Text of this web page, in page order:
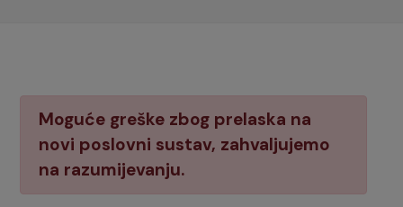
Moguće greške zbog prelaska na
novi poslovni sustav, zahvaljujemo
na razumijevanju.